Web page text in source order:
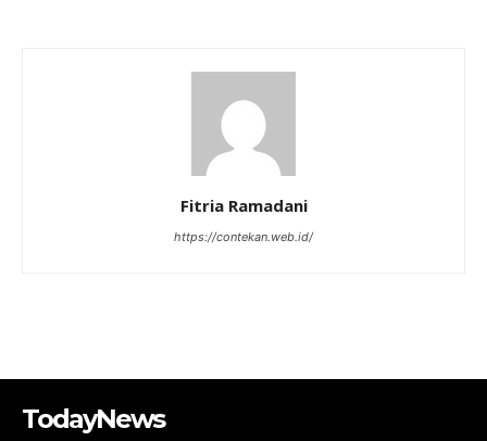
Fitria Ramadani
https://contekan.web.id/
TodayNews